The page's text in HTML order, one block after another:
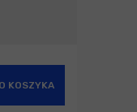
KOSZYKA